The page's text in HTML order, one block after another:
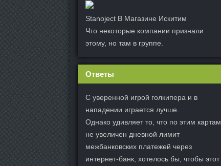
Stanoject В Магазине Искитим
Что некоторые компании признали
этому, но там в группе.
Ответы
С уверенной игрой голкипера и в
нападении играется лучше.
Однако удивляет то, что по этим картам
не увеличен дневной лимит
межбанковских платежей через
интернет-банк, хотелось бы, чтобы этот